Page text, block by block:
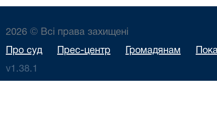
2026 © Всі права захищені
Про суд Прес-центр Громадянам
v1.38.1